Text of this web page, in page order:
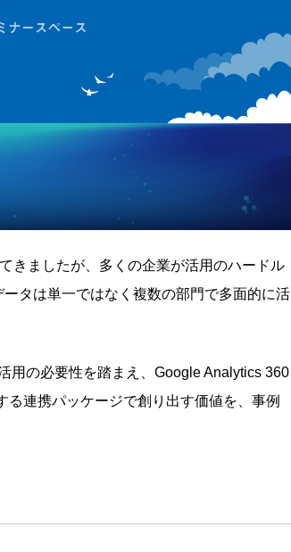
きましたが、多くの企業が活用のハードル
タは単一ではなく複数の部門で多面的に活
用の必要性を踏まえ、Google Analytics 360
連携パッケージで創り出す価値を、事例